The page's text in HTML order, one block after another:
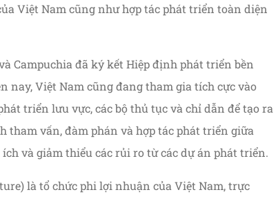
Việt Nam cũng như hợp tác phát triển toàn diện
Campuchia đã ký kết Hiệp định phát triển bền
nay, Việt Nam cũng đang tham gia tích cực vào
triển lưu vực, các bộ thủ tục và chỉ dẫn để tạo ra
tham vấn, đàm phán và hợp tác phát triển giữa
và giảm thiểu các rủi ro từ các dự án phát triển.
là tổ chức phi lợi nhuận của Việt Nam, trực